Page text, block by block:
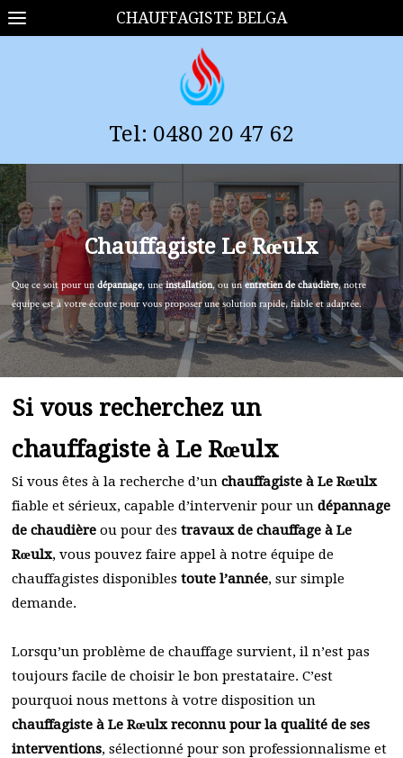
CHAUFFAGISTE BELGA
Tel: 0480 20 47 62
Chauffagiste Le Rœulx
Que ce soit pour un dépannage, uneinstallation, ou unentretien de chaudière, notre
équipe est à votre écoute pour vous proposer une solution rapide, fiable et adaptée.
Si vous recherchez un
chauffagiste à Le Rœulx
Si vous êtes à la recherche d’un chauffagiste à Le Rœulx
fiable et sérieux, capable d’intervenir pour un dépannage
de chaudière ou pour des travaux de chauffage à Le
Rœulx, vous pouvez faire appel à notre équipe de
chauffagistes disponibles toute l’année, sur simple
demande.
Lorsqu’un problème de chauffage survient, il n’est pas
toujours facile de choisir le bon prestataire. C’est
pourquoi nous mettons à votre disposition un
chauffagiste à Le Rœulx reconnu pour la qualité de ses
interventions, sélectionné pour son professionnalisme et